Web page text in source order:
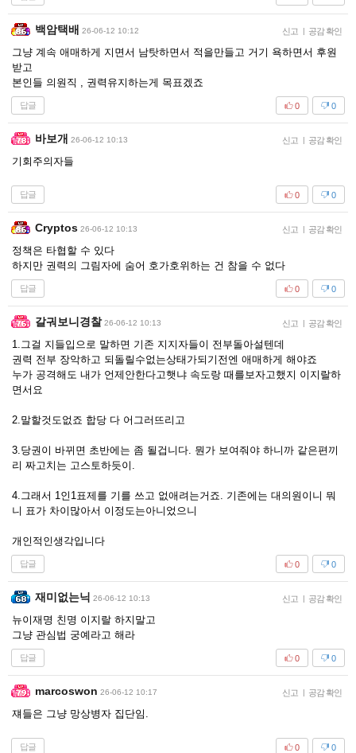
백암택배 26-06-12 10:12 신고 | 공감 확인
그냥 계속 애매하게 지면서 남탓하면서 적을만들고 거기 욕하면서 후원
받고
본인들 의원직 , 권력유지하는게 목표겠죠
답글 0
0
바보개 26-06-12 10:13 신고 | 공감 확인
기회주의자들
답글 0
0
Cryptos 26-06-12 10:13 신고 | 공감 확인
정책은 타협할 수 있다
하지만 권력의 그림자에 숨어 호가호위하는 건 참을 수 없다
답글 0
0
갈궈보니경찰 26-06-12 10:13 신고 | 공감 확인
1.그걸 지들입으로 말하면 기존 지지자들이 전부돌아설텐데
권력 전부 장악하고 되돌릴수없는상태가되기전엔 애매하게 해야죠
누가 공격해도 내가 언제안한다고햇냐 속도랑 때를보자고했지 이지랄하
면서요
2.말할것도없죠 합당 다 어그러뜨리고
3.당권이 바뀌면 초반에는 좀 될겁니다. 뭔가 보여줘야 하니까 같은편끼
리 짜고치는 고스토하듯이.
4.그래서 1인1표제를 기를 쓰고 없애려는거죠. 기존에는 대의원이니 뭐
니 표가 차이많아서 이정도는아니었으니
개인적인생각입니다
답글 0
0
재미없는닉 26-06-12 10:13 신고 | 공감 확인
뉴이재명 친명 이지랄 하지말고
그냥 관심법 궁예라고 해라
답글 0
0
marcoswon 26-06-12 10:17 신고 | 공감 확인
쟤들은 그냥 망상병자 집단임.
답글 0
0